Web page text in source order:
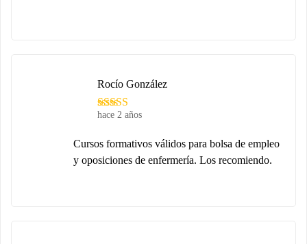
hace 2 años
Rocío González
Cursos formativos válidos para bolsa de empleo
y oposiciones de enfermería. Los recomiendo.